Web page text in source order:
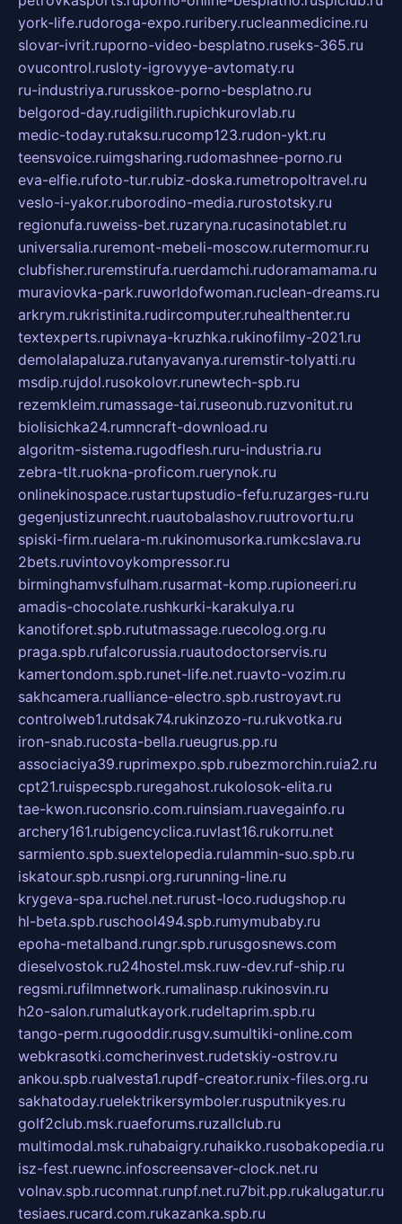
york-life.rudoroga-expo.ruribery.rucleanmedicine.ru
slovar-ivrit.ruporno-video-besplatno.ruseks-365.ru
ovucontrol.rusloty-igrovyye-avtomaty.ru
ru-industriya.rurusskoe-porno-besplatno.ru
belgorod-day.rudigilith.rupichkurovlab.ru
medic-today.rutaksu.rucomp123.rudon-ykt.ru
teensvoice.ruimgsharing.rudomashnee-porno.ru
eva-elfie.rufoto-tur.rubiz-doska.rumetropoltravel.ru
veslo-i-yakor.ruborodino-media.rurostotsky.ru
regionufa.ruweiss-bet.ruzaryna.rucasinotablet.ru
universalia.ruremont-mebeli-moscow.rutermomur.ru
clubfisher.ruremstirufa.ruerdamchi.rudoramamama.ru
muraviovka-park.ruworldofwoman.ruclean-dreams.ru
arkrym.rukristinita.rudircomputer.ruhealthenter.ru
textexperts.rupivnaya-kruzhka.rukinofilmy-2021.ru
demolalapaluza.rutanyavanya.ruremstir-tolyatti.ru
msdip.rujdol.rusokolovr.runewtech-spb.ru
rezemkleim.rumassage-tai.ruseonub.ruzvonitut.ru
biolisichka24.rumncraft-download.ru
algoritm-sistema.rugodflesh.ruru-industria.ru
zebra-tlt.ruokna-proficom.ruerynok.ru
onlinekinospace.rustartupstudio-fefu.ruzarges-ru.ru
gegenjustizunrecht.ruautobalashov.ruutrovortu.ru
spiski-firm.ruelara-m.rukinomusorka.rumkcslava.ru
2bets.ruvintovoykompressor.ru
birminghamvsfulham.rusarmat-komp.rupioneeri.ru
amadis-chocolate.rushkurki-karakulya.ru
kanotiforet.spb.rututmassage.ruecolog.org.ru
praga.spb.rufalcorussia.ruautodoctorservis.ru
kamertondom.spb.runet-life.net.ruavto-vozim.ru
sakhcamera.rualliance-electro.spb.rustroyavt.ru
controlweb1.rutdsak74.rukinzozo-ru.rukvotka.ru
iron-snab.rucosta-bella.rueugrus.pp.ru
associaciya39.ruprimexpo.spb.rubezmorchin.ruia2.ru
cpt21.ruispecspb.ruregahost.rukolosok-elita.ru
tae-kwon.ruconsrio.com.ruinsiam.ruavegainfo.ru
archery161.rubigencyclica.ruvlast16.rukorru.net
sarmiento.spb.suextelopedia.rulammin-suo.spb.ru
iskatour.spb.rusnpi.org.rurunning-line.ru
krygeva-spa.ruchel.net.rurust-loco.rudugshop.ru
hl-beta.spb.ruschool494.spb.rumymubaby.ru
epoha-metalband.rungr.spb.rurusgosnews.com
dieselvostok.ru24hostel.msk.ruw-dev.ruf-ship.ru
regsmi.rufilmnetwork.rumalinasp.rukinosvin.ru
h2o-salon.rumalutkayork.rudeltaprim.spb.ru
tango-perm.rugooddir.rusgv.sumultiki-online.com
webkrasotki.comcherinvest.rudetskiy-ostrov.ru
ankou.spb.rualvesta1.rupdf-creator.runix-files.org.ru
sakhatoday.ruelektrikersymboler.rusputnikyes.ru
golf2club.msk.ruaeforums.ruzallclub.ru
multimodal.msk.ruhabaigry.ruhaikko.rusobakopedia.ru
isz-fest.ruewnc.infoscreensaver-clock.net.ru
volnav.spb.rucomnat.runpf.net.ru7bit.pp.rukalugatur.ru
tesiaes.rucard.com.rukazanka.spb.ru